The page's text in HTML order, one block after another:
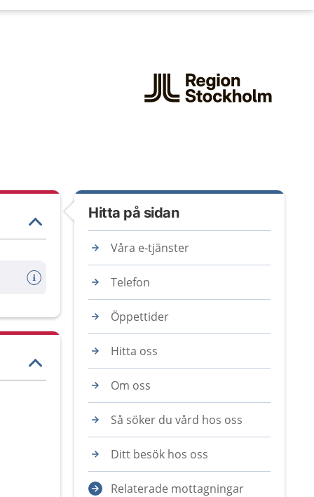
Hitta på sidan
Våra e-tjänster
Telefon
Öppettider
Hitta oss
Om oss
Så söker du vård hos oss
Ditt besök hos oss
Relaterade mottagningar